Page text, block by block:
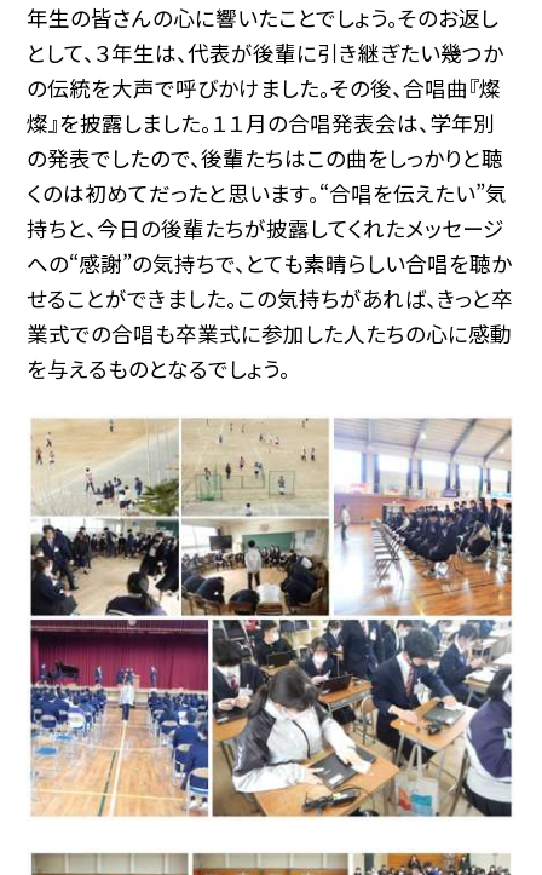
年生の皆さんの心に響いたことでしょう。そのお返し
として、３年生は、代表が後輩に引き継ぎたい幾つか
の伝統を大声で呼びかけました。その後、合唱曲『燦
燦』を披露しました。１１月の合唱発表会は、学年別
の発表でしたので、後輩たちはこの曲をしっかりと聴
くのは初めてだったと思います。“合唱を伝えたい”気
持ちと、今日の後輩たちが披露してくれたメッセージ
への“感謝”の気持ちで、とても素晴らしい合唱を聴か
せることができました。この気持ちがあれば、きっと卒
業式での合唱も卒業式に参加した人たちの心に感動
を与えるものとなるでしょう。